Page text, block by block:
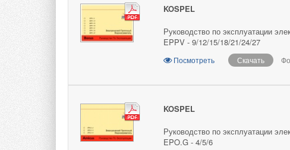
KOSPEL
Руководство по эксплуатации
EPPV - 9/12/15/18/21/24/27
Посмотреть Скачать
KOSPEL
Руководство по эксплуатации
EPO.G - 4/5/6